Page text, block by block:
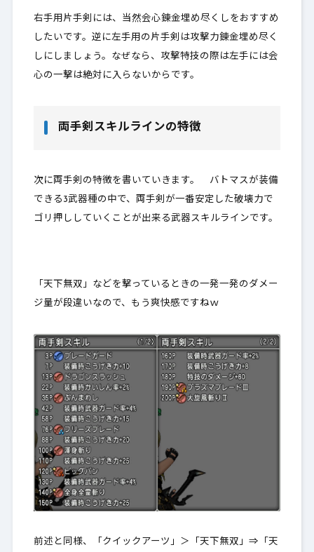
右手用片手剣には、当然会心錬金埋め尽くしをおすすめ
したいです。逆に左手用の片手剣は攻撃力錬金埋め尽く
しにしましょう。なぜなら、 攻撃特技の際は左手には会
心の一撃は絶対に入らないからです。
両手剣スキルラインの特徴
次に両手剣の特徴を書いていきます。 バトマスが装備
できる3武器種の中で、両手剣が一番安定した破壊力で
ゴリ押ししていくことが出来る武器スキルラインです。
「天下無双」などを撃っているときの一発一発のダメー
ジ量が段違いなので、もう爽快感ですねｗ
前述と同様、「クイックアーツ」＞「天下無双」⇒「天